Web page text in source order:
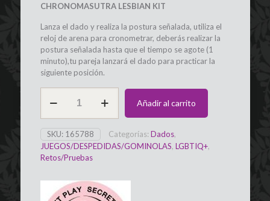
CHRONOMASUTRA LESBIAN KIT
Lanza el dado y realiza la postura señalada, utiliza el
reloj de arena para cronometrar, deberás realizar la
postura señalada hasta que el tiempo se agote (1
minuto),tu pareja lanzará el dado para practicar la
siguiente posición.
dado
tiempo
Chronasutra
Lésbico
SECRET
Añadir al carrito
SKU: 165788 Categorías: Dados,
JUEGOS/DESPEDIDAS/GOMINOLAS, LGBTIQ+,
Retos/Pruebas